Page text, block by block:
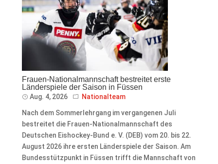
Frauen-Nationalmannschaft bestreitet erste
Länderspiele der Saison in Füssen
Aug. 4, 2026 Nationalteam
Nach dem Sommerlehrgang im vergangenen Juli
bestreitet die Frauen-Nationalmannschaft des
Deutschen Eishockey-Bund e. V. (DEB) vom 20. bis 22.
August 2026 ihre ersten Länderspiele der Saison. Am
Bundesstützpunkt in Füssen trifft die Mannschaft von